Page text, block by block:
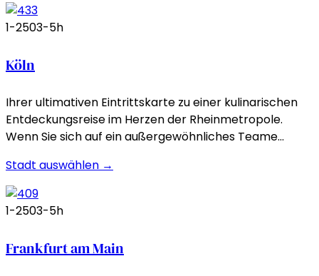
1-2503-5h
Köln
Ihrer ultimativen Eintrittskarte zu einer kulinarischen
Entdeckungsreise im Herzen der Rheinmetropole.
Wenn Sie sich auf ein außergewöhnliches Teame…
Stadt auswählen →
1-2503-5h
Frankfurt am Main